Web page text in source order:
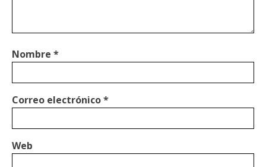
Nombre *
Correo electrónico*
Web